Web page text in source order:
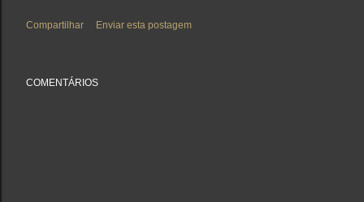
Compartilhar Enviar esta postagem
COMENTÁRIOS